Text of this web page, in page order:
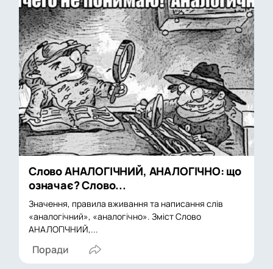
Слово АНАЛОГІЧНИЙ, АНАЛОГІЧНО: що
означає? Слово...
Значення, правила вживання та написання слів
«аналогічний», «аналогічно». Зміст Слово
АНАЛОГІЧНИЙ,...
Поради